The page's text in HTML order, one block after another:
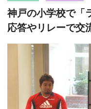
神戸の小学校で「
応答やリレーで交